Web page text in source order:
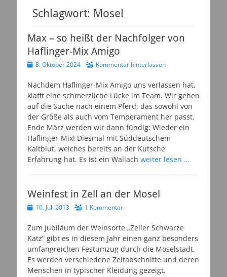
Schlagwort: Mosel
Max – so heißt der Nachfolger von
Haflinger-Mix Amigo
Veröffentlicht
8. Oktober 2024 Kommentar hinterlassen
Nachdem Haflinger-Mix Amigo uns verlassen hat,
klafft eine schmerzliche Lücke im Team. Wir gehen
auf die Suche nach einem Pferd, das sowohl von
der Größe als auch vom Temperament her passt.
Ende März werden wir dann fündig: Wieder ein
Haflinger-Mix! Diesmal mit Süddeutschem
Kaltblut, welches bereits an der Kutsche
Erfahrung hat. Es ist ein Wallach weiter lesen …
Weinfest in Zell an der Mosel
Veröffentlicht
10. Juli 2013 1 Kommentar
Zum Jubiläum der Weinsorte „Zeller Schwarze
Katz“ gibt es in diesem Jahr einen ganz besonders
umfangreichen Festumzug durch die Moselstadt.
Es werden verschiedene Zeitabschnitte und deren
Menschen in typischer Kleidung gezeigt.